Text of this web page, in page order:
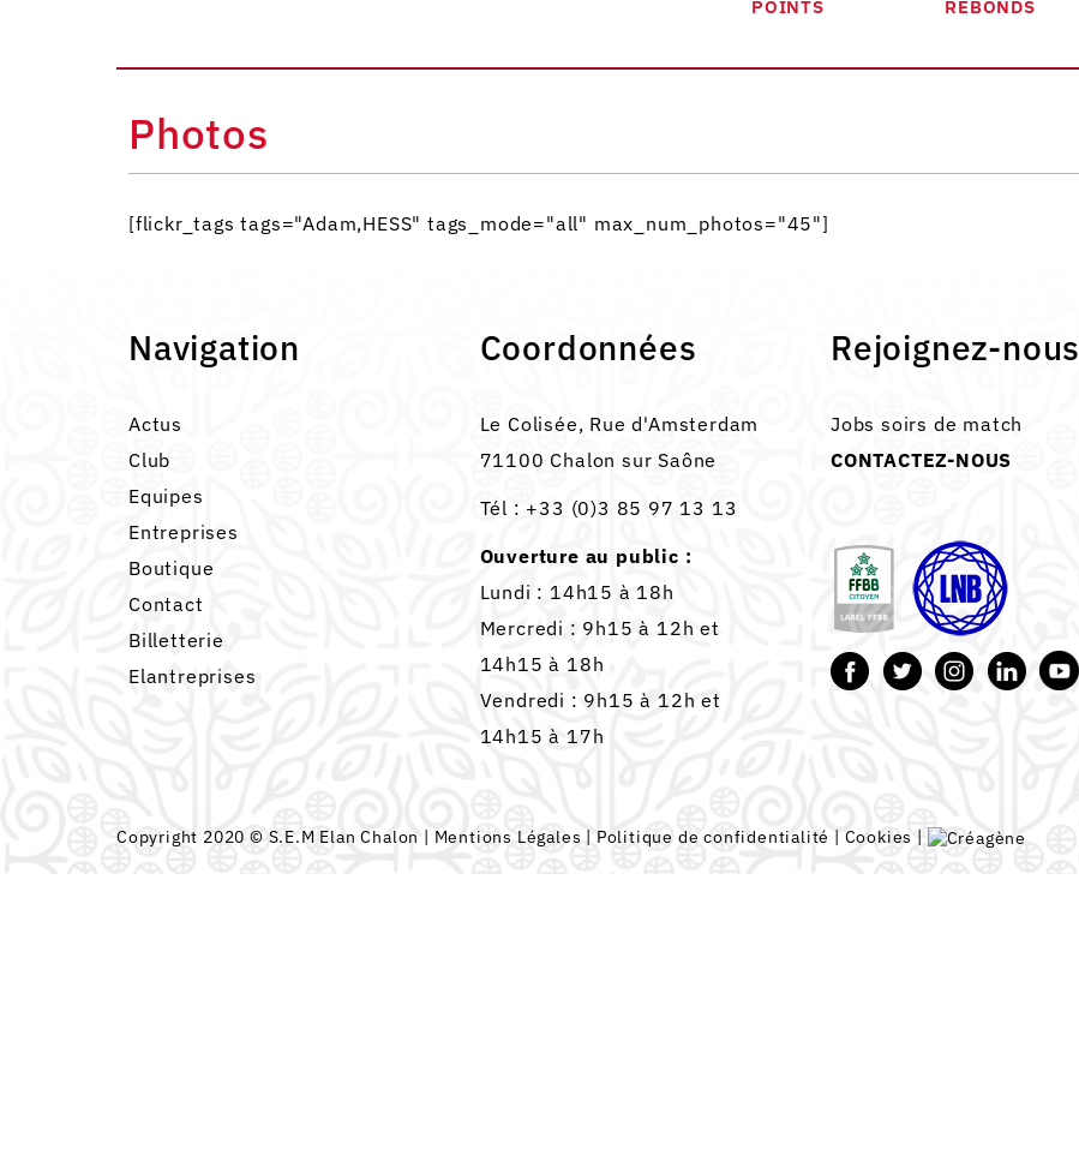
POINTS REBONDS
Photos
[flickr_tags tags="Adam,HESS" tags_mode="all" max_num_photos="45"]
Navigation
Actus
Club
Equipes
Entreprises
Boutique
Contact
Billetterie
Elantreprises
Coordonnées
Le Colisée, Rue d'Amsterdam
71100 Chalon sur Saône
Tél : +33 (0)3 85 97 13 13
Ouverture au public :
Lundi : 14h15 à 18h
Mercredi : 9h15 à 12h et
14h15 à 18h
Vendredi : 9h15 à 12h et
14h15 à 17h
Rejoignez-nous
Jobs soirs de match
CONTACTEZ-NOUS
Copyright 2020 © S.E.M Elan Chalon | Mentions Légales | Politique de confidentialité | Cookies |